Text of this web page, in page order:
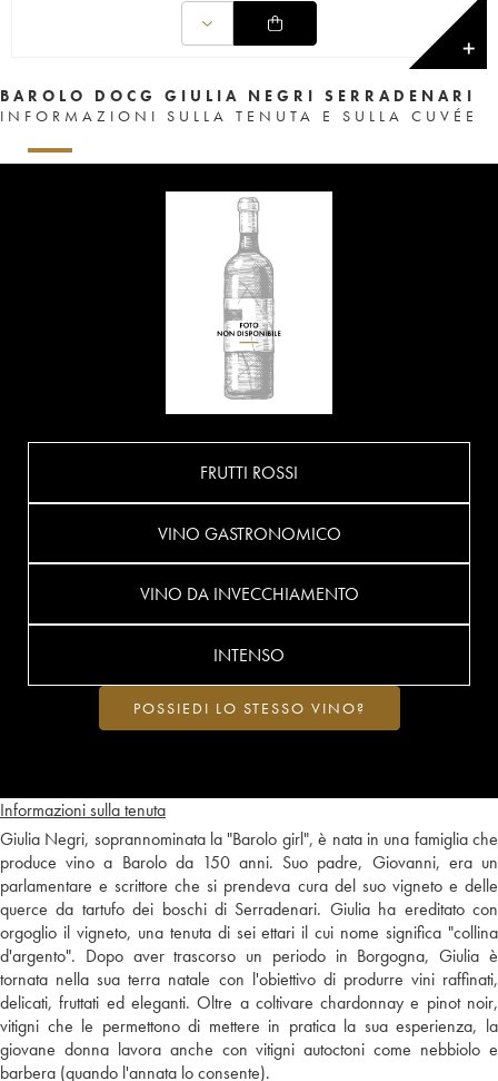
✕
BAROLO DOCG GIULIA NEGRI SERRADENARI
INFORMAZIONI SULLA TENUTA E SULLA CUVÉE
Informazioni sulla tenuta
Giulia Negri, soprannominata la "Barolo girl", è nata in una famiglia che
produce vino a Barolo da 150 anni. Suo padre, Giovanni, era un
parlamentare e scrittore che si prendeva cura del suo vigneto e delle
querce da tartufo dei boschi di Serradenari. Giulia ha ereditato con
orgoglio il vigneto, una tenuta di sei ettari il cui nome significa "collina
d'argento". Dopo aver trascorso un periodo in Borgogna, Giulia è
tornata nella sua terra natale con l'obiettivo di produrre vini raffinati,
delicati, fruttati ed eleganti. Oltre a coltivare chardonnay e pinot noir,
vitigni che le permettono di mettere in pratica la sua esperienza, la
giovane donna lavora anche con vitigni autoctoni come nebbiolo e
barbera (quando l'annata lo consente).
FRUTTI ROSSI
VINO GASTRONOMICO
VINO DA INVECCHIAMENTO
INTENSO
POSSIEDI LO STESSO VINO?